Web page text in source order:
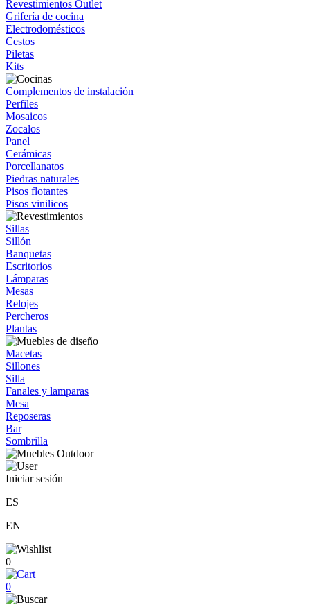
Revestimientos Outlet
Grifería de cocina
Electrodomésticos
Cestos
Piletas
Kits
Complementos de instalación
Perfiles
Mosaicos
Zocalos
Panel
Cerámicas
Porcellanatos
Piedras naturales
Pisos flotantes
Pisos vinilicos
Sillas
Sillón
Banquetas
Escritorios
Lámparas
Mesas
Relojes
Percheros
Plantas
Macetas
Sillones
Silla
Fanales y lamparas
Mesa
Reposeras
Bar
Sombrilla
Iniciar sesión
ES
EN
0
0